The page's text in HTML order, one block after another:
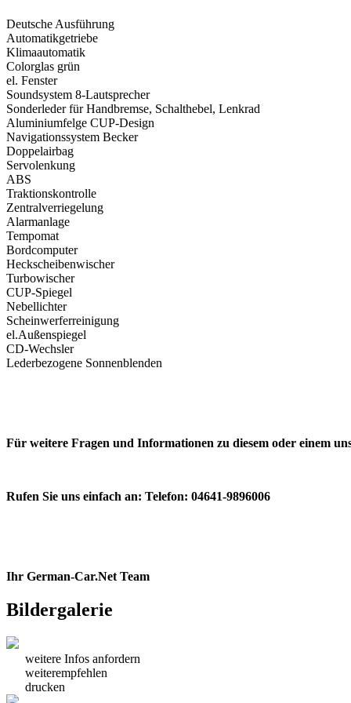
Deutsche Ausführung
Automatikgetriebe
Klimaautomatik
Colorglas grün
el. Fenster
Soundsystem 8-Lautsprecher
Sonderleder für Handbremse, Schalthebel, Lenkrad
Aluminiumfelge CUP-Design
Navigationssystem Becker
Doppelairbag
Servolenkung
ABS
Traktionskontrolle
Zentralverriegelung
Alarmanlage
Tempomat
Bordcomputer
Heckscheibenwischer
Turbowischer
CUP-Spiegel
Nebellichter
Scheinwerferreinigung
el.Außenspiegel
CD-Wechsler
Lederbezogene Sonnenblenden
Für weitere Fragen und Informationen zu diesem oder einem
Rufen Sie uns einfach an: Telefon: 04641-9896006
Ihr German-Car.Net Team
Bildergalerie
weitere Infos anfordern
weiterempfehlen
drucken